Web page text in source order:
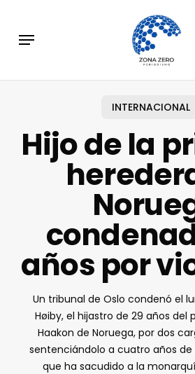
main
Menu
INTERNACIONAL
Hijo de la
años por
Un tribunal de Oslo condenó el
Høiby, el hijastro de 29 años del
Haakon de Noruega, por dos
sentenciándolo a cuatro años de
que ha sacudido a la